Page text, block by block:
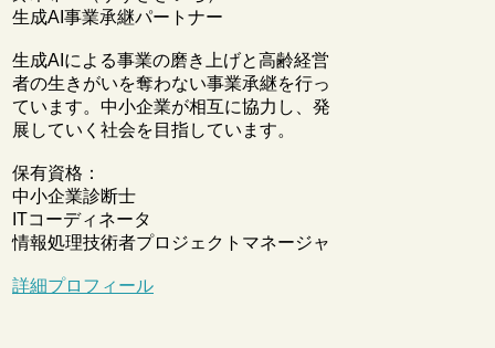
生成AI事業承継パートナー
生成AIによる事業の磨き上げと高齢経営
者の生きがいを奪わない事業承継を行っ
ています。中小企業が相互に協力し、発
展していく社会を目指しています。
保有資格：
中小企業診断士
ITコーディネータ
情報処理技術者プロジェクトマネージャ
詳細プロフィール